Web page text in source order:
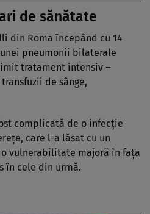
de sănătate
din Roma începând cu 14
pneumonii bilaterale
tratament intensiv –
de sânge,
complicată de o infecție
care l-a lăsat cu un
vulnerabilitate majoră în fața
în cele din urmă.